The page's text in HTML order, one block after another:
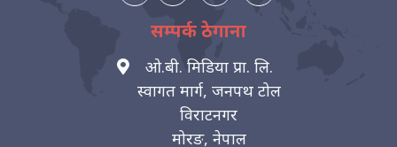
सम्पर्क ठेगाना
ओ.बी. मिडिया प्रा. लि.
स्वागत मार्ग, जनपथ टोल
विराटनगर
मोरङ, नेपाल